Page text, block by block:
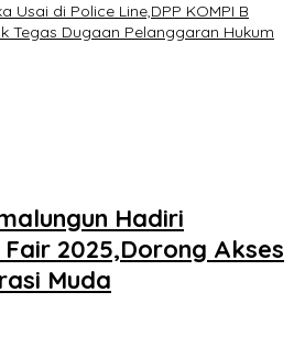
Usai di Police Line,DPP KOMPI B
Tegas Dugaan Pelanggaran Hukum
Hadiri
2025,Dorong Akses
Muda